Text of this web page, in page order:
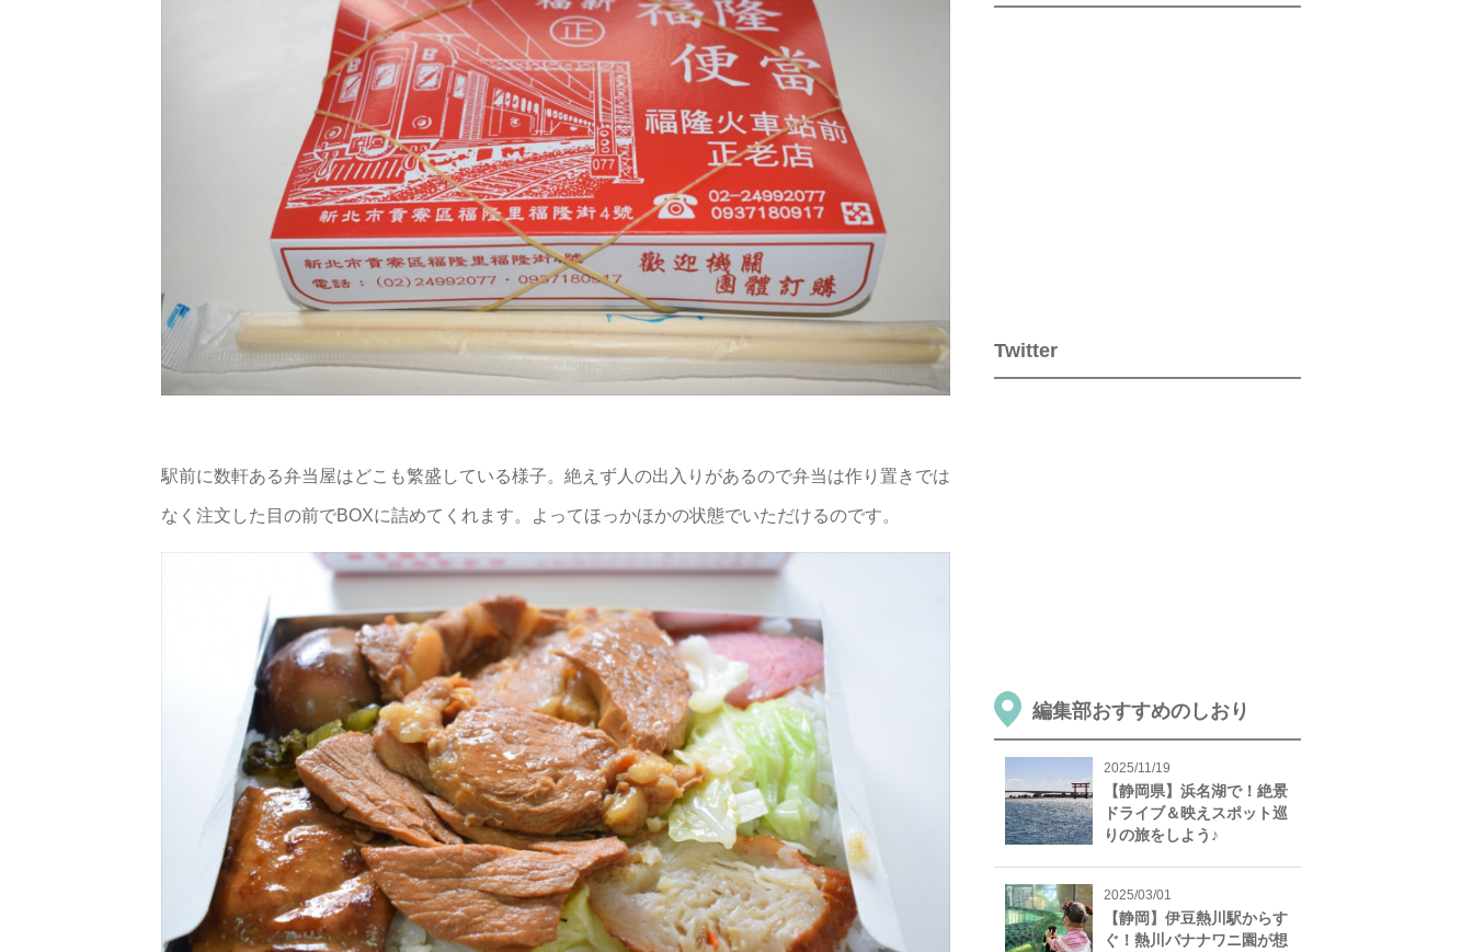
駅前に数軒ある弁当屋はどこも繁盛している様子。絶えず人の出入りがあるので弁当は作り置きでは
なく注文した目の前でBOXに詰めてくれます。よってほっかほかの状態でいただけるのです。
Twitter
編集部おすすめのしおり
2025/11/19
【静岡県】浜名湖で！絶景
ドライブ＆映えスポット巡
りの旅をしよう♪
2025/03/01
【静岡】伊豆熱川駅からす
ぐ！熱川バナナワニ園が想